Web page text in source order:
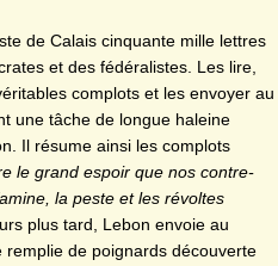
de Calais cinquante mille lettres
et des fédéralistes. Les lire,
complots et les envoyer au
une tâche de longue haleine
Il résume ainsi les complots
le grand espoir que nos contre-
la peste et les révoltes
plus tard, Lebon envoie au
de poignards découverte